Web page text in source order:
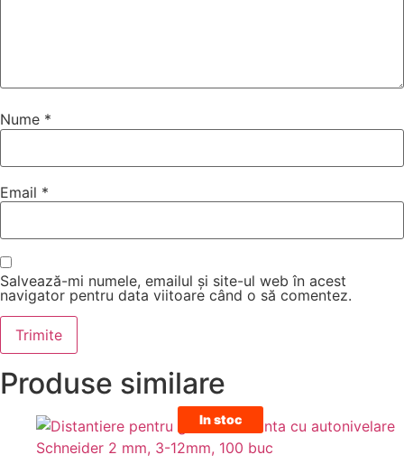
Nume *
Email *
Salvează-mi numele, emailul și site-ul web în acest
navigator pentru data viitoare când o să comentez.
Produse similare
In stoc